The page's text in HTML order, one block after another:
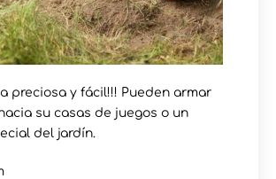
preciosa y fácil!!! Pueden armar
su casas de juegos o un
del jardín.